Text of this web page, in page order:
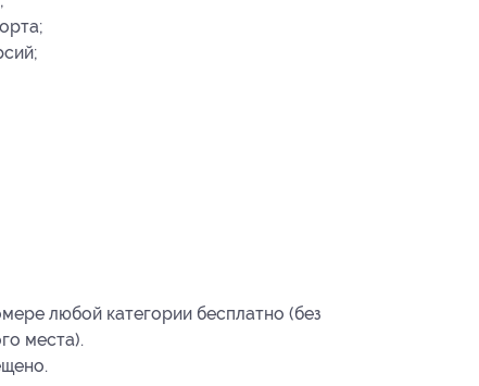
любой категории бесплатно (без
места).